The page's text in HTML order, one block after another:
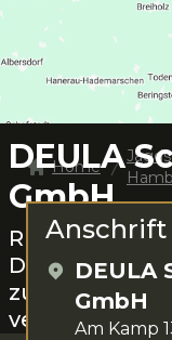
DEULA
GmbH
Rund um
Dirk Lafrenz
zur
Home
Anschrift
DEULA
GmbH
Am Kamp